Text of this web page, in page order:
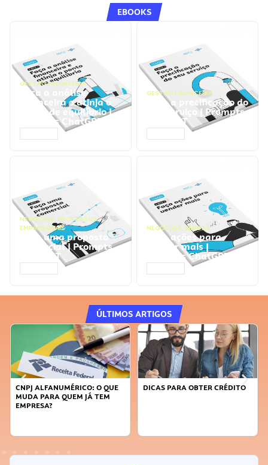
EBOOKS
GESTÃO FINANCEIRA
Faça a análise
financeira e atinja o
ponto de equilíbrio |
Prompts ChatGPT
GESTÃO FINANCEIRA
Faça a precificação do
seu serviço | Prompts
ChatGPT
NEGÓCIOS, PROCESSOS
EMPRESARIAIS
Faça uma proposta
comercial | Prompts
ChatGPT
NEGÓCIOS, VENDAS
Faça ações para
vender mais |
Prompts ChatGPT
ÚLTIMOS ARTIGOS
CNPJ ALFANUMÉRICO: O QUE
MUDA PARA QUEM JÁ TEM
EMPRESA?
DICAS PARA OBTER CRÉDITO